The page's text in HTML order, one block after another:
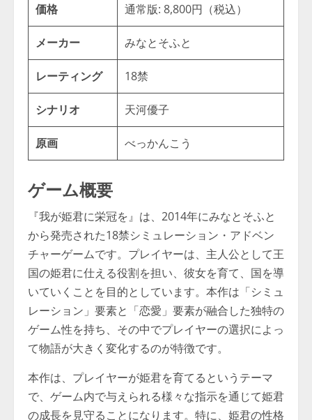
価格 通常版: 8,800円（税込）
メーカー みなとそふと
レーティング 18禁
シナリオ 天河優子
原画 べっかんこう
ゲーム概要
『我が姫君に栄冠を』は、2014年にみなとそふと
から発売された18禁シミュレーション・アドベン
チャーゲームです。プレイヤーは、主人公として王
国の姫君に仕える役割を担い、彼女を育て、国を導
いていくことを目的としています。本作は「シミュ
レーション」要素と「恋愛」要素が融合した独特の
ゲーム性を持ち、その中でプレイヤーの選択によっ
て物語が大きく変化するのが特徴です。
本作は、プレイヤーが姫君を育てるというテーマ
で、ゲーム内で与えられる様々な指示を通じて姫君
の成長を見守ることになります。特に、姫君の性格